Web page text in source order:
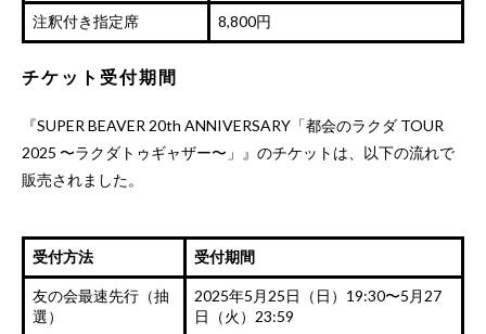
注釈付き指定席 8,800円
チケット受付期間
『SUPER BEAVER 20th ANNIVERSARY「都会のラクダ TOUR
2025 〜ラクダトゥギャザー〜」』のチケットは、以下の流れで
販売されました。
受付方法 受付期間
友の会最速先行（抽
選）
2025年5月25日（日）19:30〜5月27
日（火）23:59